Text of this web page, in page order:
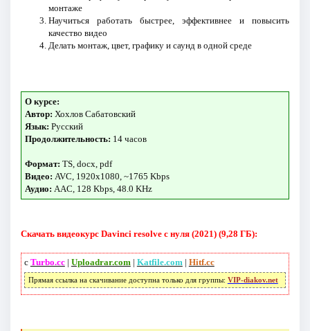
монтаже
Научиться работать быстрее, эффективнее и повысить
качество видео
Делать монтаж, цвет, графику и саунд в одной среде
О курсе:
Автор: Хохлов Сабатовский
Язык: Русский
Продолжительность: 14 часов
Формат: TS, docx, pdf
Видео: AVC, 1920x1080, ~1765 Kbps
Аудио: AAC, 128 Kbps, 48.0 KHz
Скачать видеокурс Davinci resolve с нуля (2021) (9,28 ГБ):
с Turbo.cc| Uploadrar.com | Katfile.com | Hitf.cc
Прямая ссылка на скачивание доступна только для группы: VIP-diakov.net